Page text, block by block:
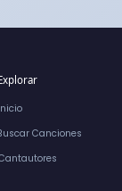
Canciones